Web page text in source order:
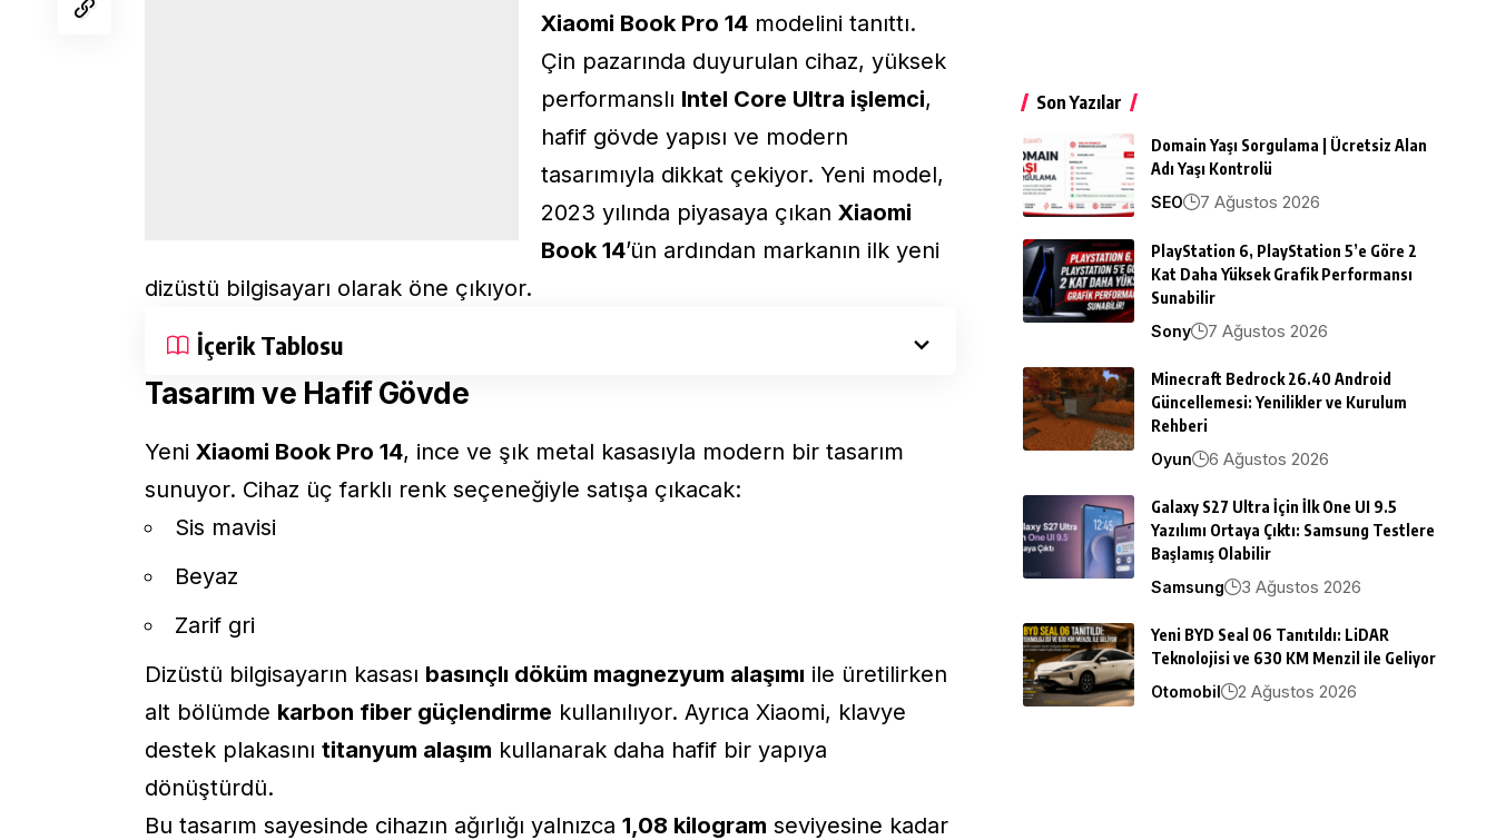
Xiaomi Book Pro 14 modelini tanıttı.
Çin pazarında duyurulan cihaz, yüksek
performanslı Intel Core Ultra işlemci,
hafif gövde yapısı ve modern
tasarımıyla dikkat çekiyor. Yeni model,
2023 yılında piyasaya çıkan Xiaomi
Book 14’ün ardından markanın ilk yeni
dizüstü bilgisayarı olarak öne çıkıyor.
İçerik Tablosu
Tasarım ve Hafif Gövde
Yeni Xiaomi Book Pro 14, ince ve şık metal kasasıyla modern bir tasarım
sunuyor. Cihaz üç farklı renk seçeneğiyle satışa çıkacak:
Sis mavisi
Beyaz
Zarif gri
Dizüstü bilgisayarın kasası basınçlı döküm magnezyum alaşımı ile üretilirken
alt bölümde karbon fiber güçlendirme kullanılıyor. Ayrıca Xiaomi, klavye
destek plakasını titanyum alaşım kullanarak daha hafif bir yapıya
dönüştürdü.
Bu tasarım sayesinde cihazın ağırlığı yalnızca 1,08 kilogram seviyesine kadar
Son Yazılar
Domain Yaşı Sorgulama | Ücretsiz Alan
Adı Yaşı Kontrolü
SEO
7 Ağustos 2026
PlayStation 6, PlayStation 5’e Göre 2
Kat Daha Yüksek Grafik Performansı
Sunabilir
Sony
7 Ağustos 2026
Minecraft Bedrock 26.40 Android
Güncellemesi: Yenilikler ve Kurulum
Rehberi
Oyun
6 Ağustos 2026
Galaxy S27 Ultra İçin İlk One UI 9.5
Yazılımı Ortaya Çıktı: Samsung Testlere
Başlamış Olabilir
Samsung
3 Ağustos 2026
Yeni BYD Seal 06 Tanıtıldı: LiDAR
Teknolojisi ve 630 KM Menzil ile Geliyor
Otomobil
2 Ağustos 2026